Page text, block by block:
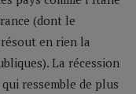
(dont le
en rien la
La récession
ressemble de plus